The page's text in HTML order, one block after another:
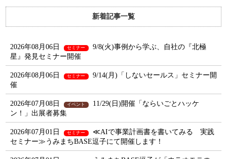
新着記事一覧
2026年08月06日 セミナー
9/8(火)事例から学ぶ、自社の『北極
星』発見セミナー開催
2026年08月06日 セミナー
9/14(月)「しないセールス」セミナー開
催
2026年07月08日 イベント
11/29(日)開催「ならいごとハッケ
ン！」出展者募集
2026年07月01日 セミナー
≪AIで事業計画書を書いてみる 実践
セミナー≫うみまちBASE逗子にて開催します！